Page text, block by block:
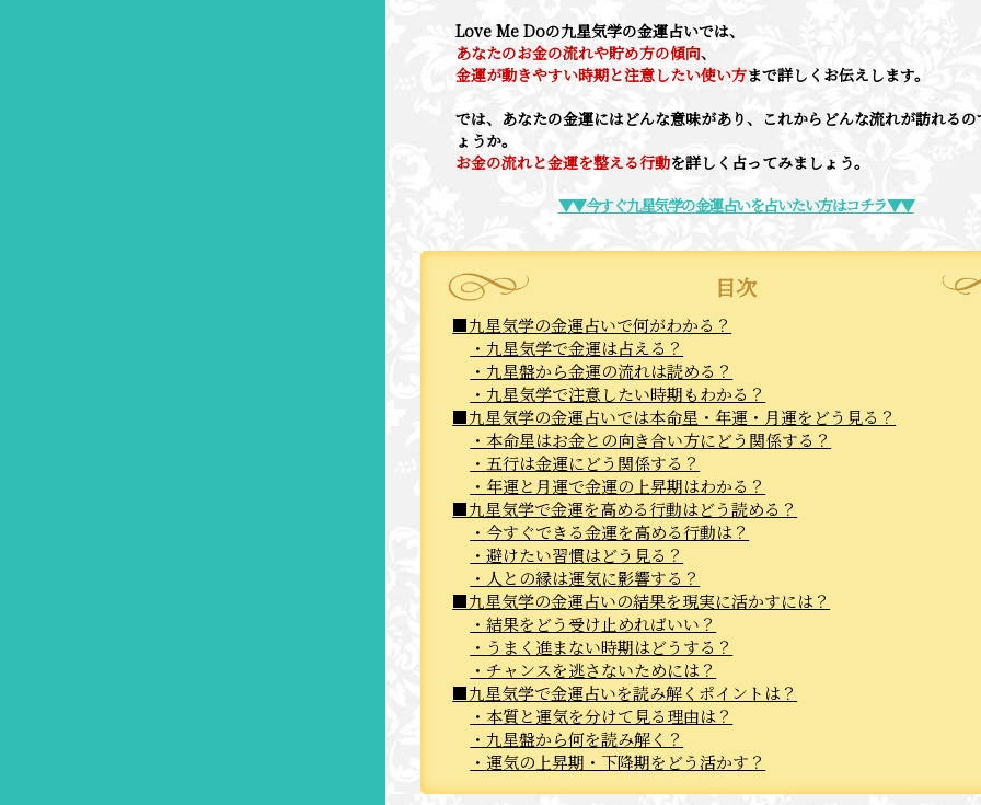
Love Me Doの九星気学の金運占いでは、
あなたのお金の流れや貯め方の傾向、
金運が動きやすい時期と注意したい使い方まで詳しくお伝えします。
では、あなたの金運にはどんな意味があり、これからどんな流れが訪れるの
ょうか。
お金の流れと金運を整える行動を詳しく占ってみましょう。
▼▼今すぐ九星気学の金運占いを占いたい方はコチラ▼▼
目次
九星気学の金運占いで何がわかる？
九星気学で金運は占える？
九星盤から金運の流れは読める？
九星気学で注意したい時期もわかる？
九星気学の金運占いでは本命星・年運・月運をどう見る？
本命星はお金との向き合い方にどう関係する？
五行は金運にどう関係する？
年運と月運で金運の上昇期はわかる？
九星気学で金運を高める行動はどう読める？
今すぐできる金運を高める行動は？
避けたい習慣はどう見る？
人との縁は運気に影響する？
九星気学の金運占いの結果を現実に活かすには？
結果をどう受け止めればいい？
うまく進まない時期はどうする？
チャンスを逃さないためには？
九星気学で金運占いを読み解くポイントは？
本質と運気を分けて見る理由は？
九星盤から何を読み解く？
運気の上昇期・下降期をどう活かす？